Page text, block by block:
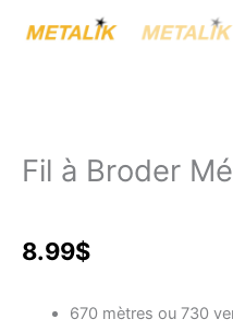
Fil à Broder
8.99$
670 mètres ou 730